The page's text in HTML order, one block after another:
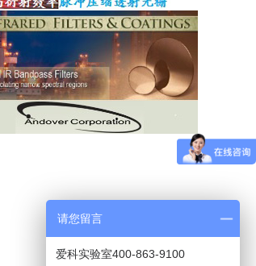
请您留言
爱科实验室400-863-9100